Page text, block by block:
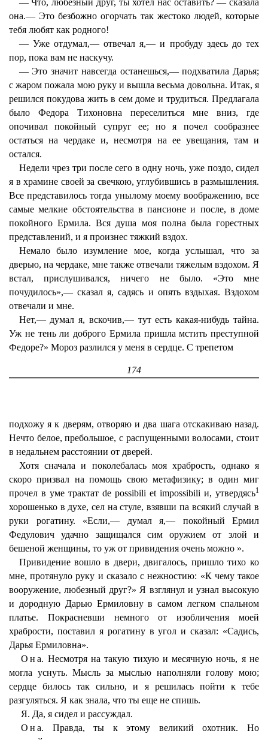
— Что, любезный друг, ты хотел нас оставить? — сказала
она.— Это безбожно огорчать так жестоко людей, которые
тебя любят как родного!
— Уже отдумал,— отвечал я,— и пробуду здесь до тех
пор, пока вам не наскучу.
— Это значит навсегда останешься,— подхватила Дарья;
с жаром пожала мою руку и вышла весьма довольна. Итак, я
решился покудова жить в сем доме и трудиться. Предлагала
было Федора Тихоновна переселиться мне вниз, где
опочивал покойный супруг ее; но я почел сообразнее
остаться на чердаке и, несмотря на ее увещания, там и
остался.
Недели чрез три после сего в одну ночь, уже поздо, сидел
я в храмине своей за свечкою, углубившись в размышления.
Все представилось тогда унылому моему воображению, все
самые мелкие обстоятельства в пансионе и после, в доме
покойного Ермила. Вся душа моя полна была горестных
представлений, и я произнес тяжкий вздох.
Немало было изумление мое, когда услышал, что за
дверью, на чердаке, мне также отвечали тяжелым вздохом. Я
встал, прислушивался, ничего не было. «Это мне
почудилось»,— сказал я, садясь и опять вздыхая. Вздохом
отвечали и мне.
Нет,— думал я, вскочив,— тут есть какая-нибудь тайна.
Уж не тень ли доброго Ермила пришла мстить преступной
Федоре?» Мороз разлился у меня в сердце. С трепетом
174
подхожу я к дверям, отворяю и два шага отскакиваю назад.
Нечто белое, пребольшое, с распущенными волосами, стоит
в недальнем расстоянии от дверей.
Хотя сначала и поколебалась моя храбрость, однако я
скоро призвал на помощь свою метафизику; в один миг
прочел в уме трактат de possibili et impossibili и, утвердясь1
хорошенько в духе, сел на стуле, взявши па всякий случай в
руки рогатину. «Если,— думал я,— покойный Ермил
Федулович удачно защищался сим оружием от злой и
бешеной женщины, то уж от привидения очень можно ».
Привидение вошло в двери, двигалось, пришло тихо ко
мне, протянуло руку и сказало с нежностию: «К чему такое
вооружение, любезный друг?» Я взглянул и узнал высокую
и дородную Дарью Ермиловну в самом легком спальном
платье. Покрасневши немного от изобличения моей
храбрости, поставил я рогатину в угол и сказал: «Садись,
Дарья Ермиловна».
Она. Несмотря на такую тихую и месячную ночь, я не
могла уснуть. Мысль за мыслью наполняли голову мою;
сердце билось так сильно, и я решилась пойти к тебе
разгуляться. Я как знала, что ты еще не спишь.
Я. Да, я сидел и рассуждал.
Она. Правда, ты к этому великий охотник. Но